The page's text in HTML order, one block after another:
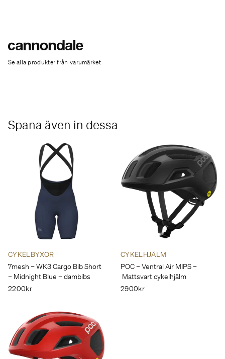
Frame
SuperSix EVO Carbon, integrated cable routing w/
SuperSix EVO Carbon, integrated crown race,
routing, 1-1/8" to 1-1/4" Delta steerer, 55mm offset (44-
54cm), 45mm offset (56-61cm)
Headset
Integrated, 1-1/8" - 1-1/4"
Drivetrain
Rear Derailleur
Shimano 105 7100, 12-speed
Front Derailleur
Shimano 105 7100, braze-on
Chain
Shimano 105 7100, 12-speed
Crank
Se alla produkter från varumärket
Spana även in dessa
CYKELBYXOR
7mesh – WK3 Cargo Bib Short
– Midnight Blue – dambibs
2200kr
CYKELHJÄLM
POC – Ventral Air MIPS –
Mattsvart cykelhjälm
2900kr